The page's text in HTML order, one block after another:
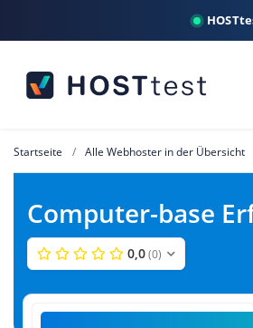
Startseite Alle Webhoster in der Übersicht
Computer-base
0,0 (0)